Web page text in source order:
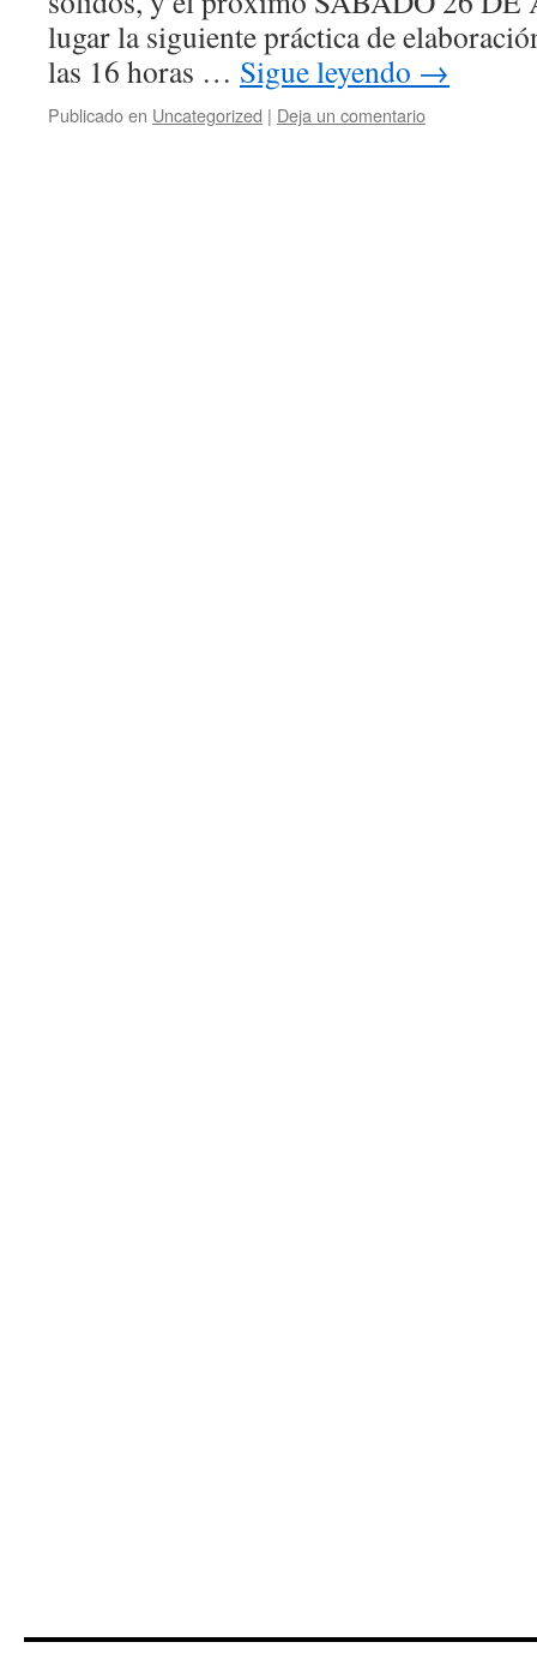
lugar la siguiente práctica de
las 16 horas … Sigue leyendo →
Publicado en Uncategorized | Deja un comentario